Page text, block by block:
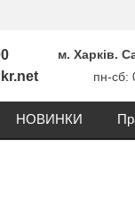
м. Харків.
пн-сб:
НОВИНКИ